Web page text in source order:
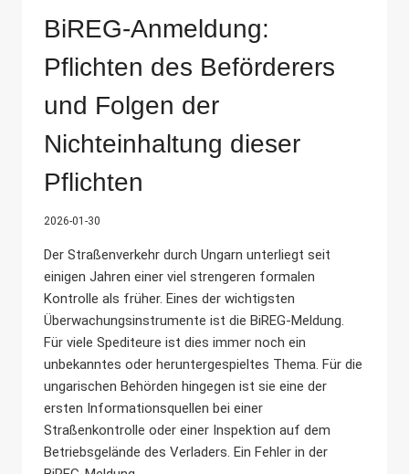
BiREG-Anmeldung:
Pflichten des Beförderers
und Folgen der
Nichteinhaltung dieser
Pflichten
2026-01-30
Der Straßenverkehr durch Ungarn unterliegt seit
einigen Jahren einer viel strengeren formalen
Kontrolle als früher. Eines der wichtigsten
Überwachungsinstrumente ist die BiREG-Meldung.
Für viele Spediteure ist dies immer noch ein
unbekanntes oder heruntergespieltes Thema. Für die
ungarischen Behörden hingegen ist sie eine der
ersten Informationsquellen bei einer
Straßenkontrolle oder einer Inspektion auf dem
Betriebsgelände des Verladers. Ein Fehler in der